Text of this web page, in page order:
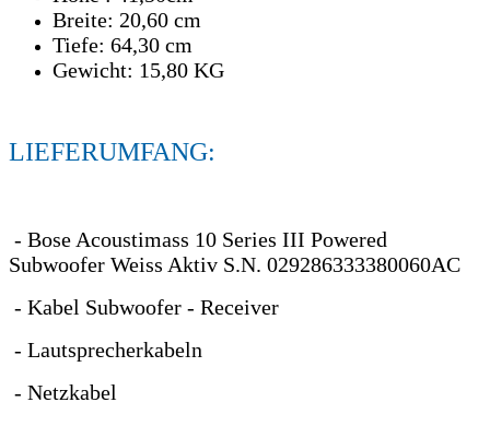
Breite: 20,60 cm
Tiefe: 64,30 cm
Gewicht: 15,80 KG
LIEFERUMFANG:
- Bose Acoustimass 10 Series III Powered
Subwoofer Weiss Aktiv S.N. 029286333380060AC
- Kabel Subwoofer - Receiver
- Lautsprecherkabeln
- Netzkabel